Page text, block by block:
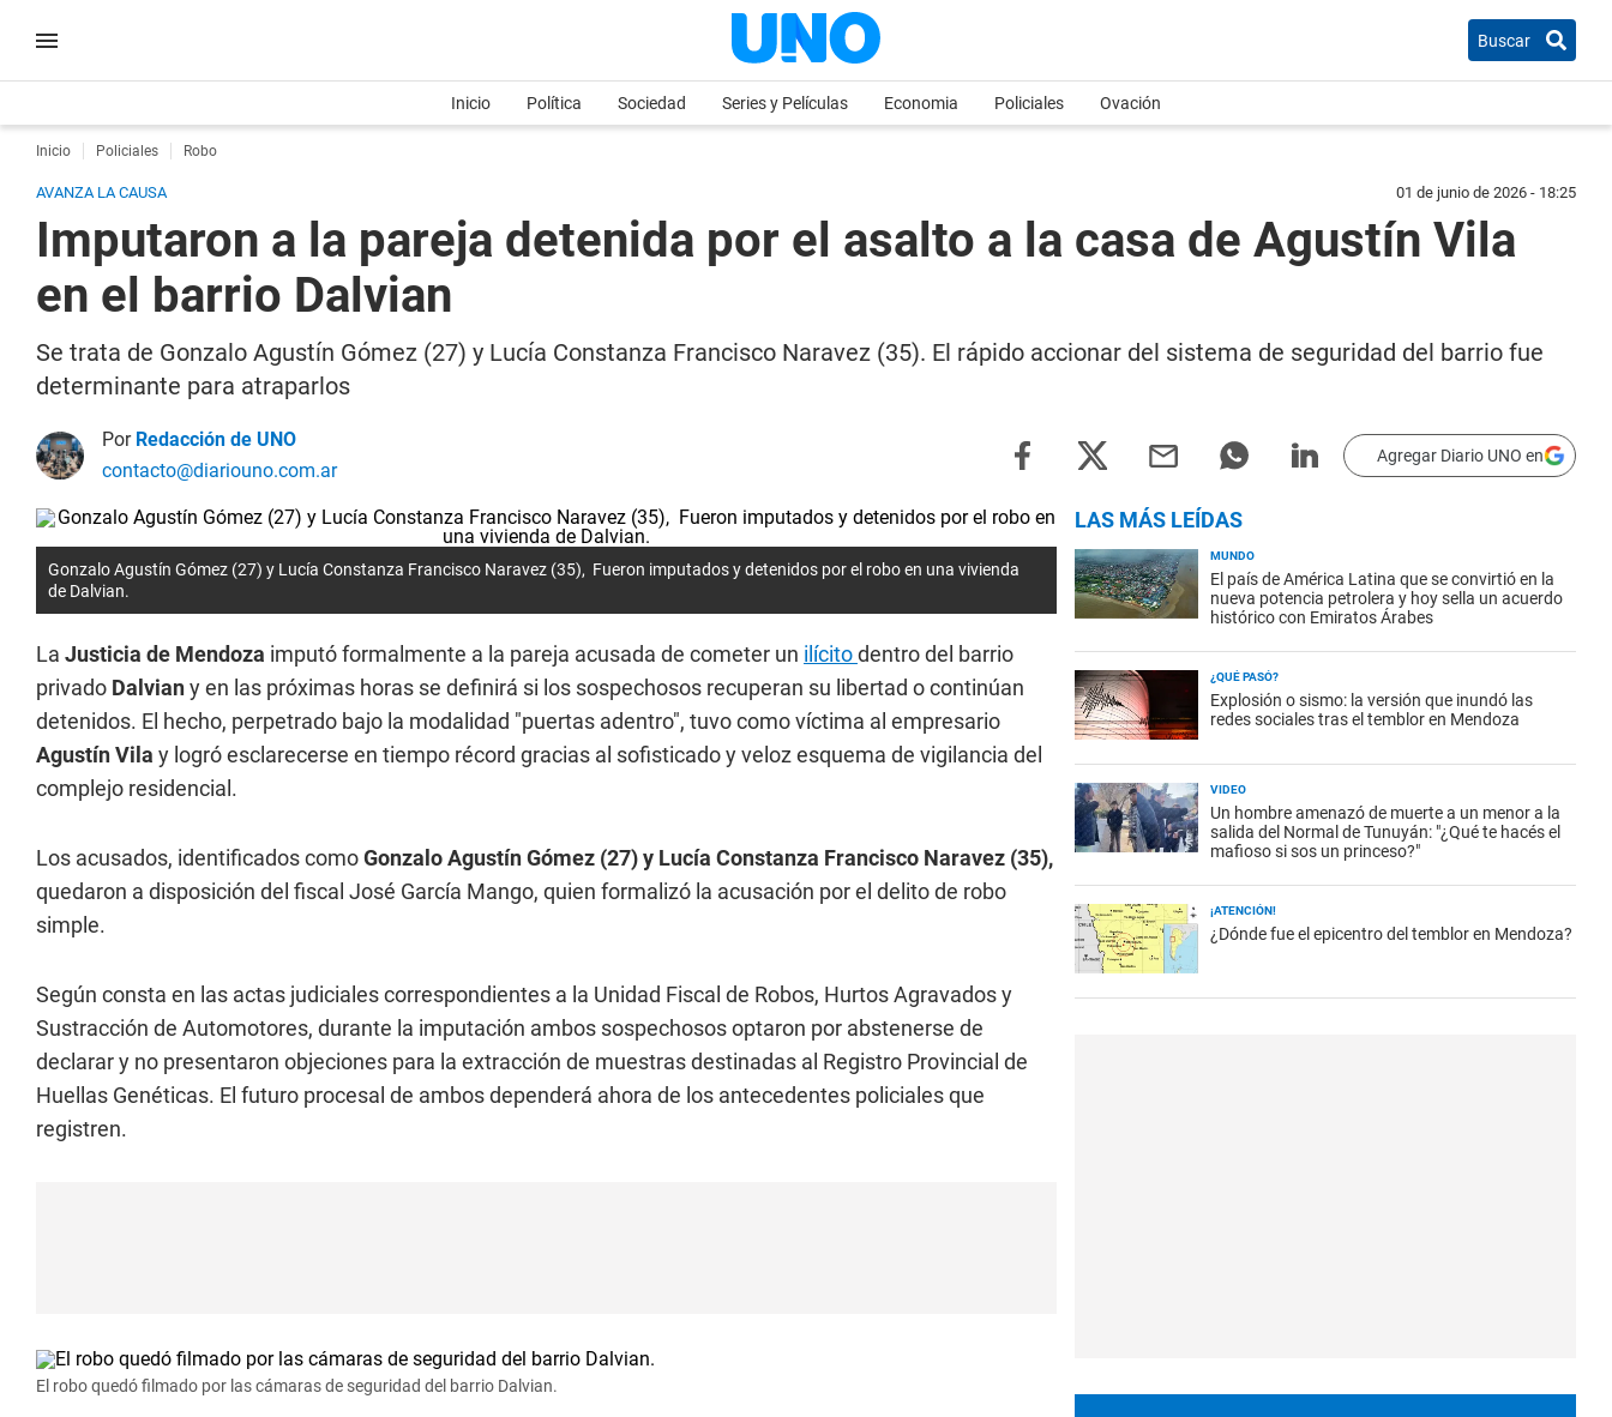
Buscar
Inicio Política Sociedad Series y Películas Economia Policiales Ovación
Inicio Policiales Robo
AVANZA LA CAUSA 01 de junio de 2026 - 18:25
Imputaron a la pareja detenida por el asalto a la casa de Agustín Vila
en el barrio Dalvian
Se trata de Gonzalo Agustín Gómez (27) y Lucía Constanza Francisco Naravez (35). El rápido accionar del sistema de seguridad del barrio fue
determinante para atraparlos
Por Redacción de UNO
contacto@diariouno.com.ar
Agregar Diario UNO en
Gonzalo Agustín Gómez (27) y Lucía Constanza Francisco Naravez (35), Fueron imputados y detenidos por el robo en una vivienda
de Dalvian.
La Justicia de Mendoza imputó formalmente a la pareja acusada de cometer un ilícitodentro del barrio
privado Dalviany en las próximas horas se definirá si los sospechosos recuperan su libertad o continúan
detenidos. El hecho, perpetrado bajo la modalidad "puertas adentro", tuvo como víctima al empresario
Agustín Vila y logró esclarecerse en tiempo récord gracias al sofisticado y veloz esquema de vigilancia del
complejo residencial.
Los acusados, identificados comoGonzalo Agustín Gómez (27) y Lucía Constanza Francisco Naravez (35),
quedaron a disposición del fiscal José García Mango, quien formalizó la acusación por el delito de robo
simple.
Según consta en las actas judiciales correspondientes a la Unidad Fiscal de Robos, Hurtos Agravados y
Sustracción de Automotores, durante la imputación ambos sospechosos optaron por abstenerse de
declarar y no presentaron objeciones para la extracción de muestras destinadas al Registro Provincial de
Huellas Genéticas. El futuro procesal de ambos dependerá ahora de los antecedentes policiales que
registren.
El robo quedó filmado por las cámaras de seguridad del barrio Dalvian.
LAS MÁS LEÍDAS
MUNDO
El país de América Latina que se convirtió en la
nueva potencia petrolera y hoy sella un acuerdo
histórico con Emiratos Árabes
¿QUÉ PASÓ?
Explosión o sismo: la versión que inundó las
redes sociales tras el temblor en Mendoza
VIDEO
Un hombre amenazó de muerte a un menor a la
salida del Normal de Tunuyán: "¿Qué te hacés el
mafioso si sos un princeso?"
¡ATENCIÓN!
¿Dónde fue el epicentro del temblor en Mendoza?